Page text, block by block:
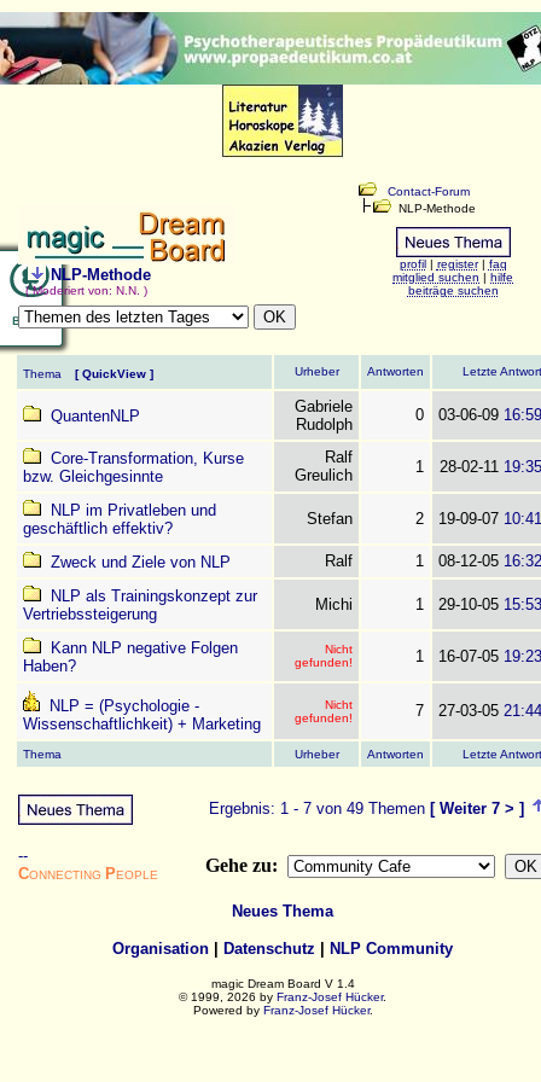
NLP-Methode
( Moderiert von: N.N. )
Contact-Forum
NLP-Methode
profil| register| faq
mitglied suchen | hilfe
beiträge suchen
Thema [QuickView ] Urheber Antworten Letzte Antwort
QuantenNLP
Gabriele
Rudolph
0 03-06-09 16:59
Core-Transformation, Kurse
bzw. Gleichgesinnte
Ralf
Greulich
1 28-02-11 19:35
NLP im Privatleben und
geschäftlich effektiv?
Stefan 2 19-09-07 10:41
Zweck und Ziele von NLP Ralf 1 08-12-05 16:32
NLP als Trainingskonzept zur
Vertriebssteigerung
Michi 1 29-10-05 15:53
Kann NLP negative Folgen
Haben?
Nicht
gefunden!
1 16-07-05 19:23
NLP = (Psychologie -
Wissenschaftlichkeit) + Marketing
Nicht
gefunden!
7 27-03-05 21:44
Thema Urheber Antworten Letzte Antwort
Ergebnis: 1 - 7 von 49 Themen [ Weiter 7 > ]
--
CONNECTING PEOPLE Gehe zu:
Neues Thema
Organisation Datenschutz NLP Community
magic Dream Board V 1.4
© 1999, 2026 by Franz-Josef Hücker.
Powered by Franz-Josef Hücker.